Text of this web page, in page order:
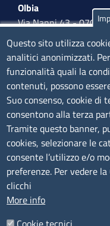
Olbia
Via Nanni 43 - 07026
Tel. 0789 66122 |
mail:
lunedì al venerdì: 9,00
- 17,00
CONTATTI
Camera di
Agricoltura di Sassari
PEC
P.IVA01047570906
Codice Fiscale
Questo sito utilizza
analitici anonimizzati.
funzionalità quali la
contenuti, possono
Suo consenso, cookie di
consentono alla terza
Tramite questo banner,
cookies, selezionare le
consente l’utilizzo e/o
preferenze. Per vedere
clicchi
More info